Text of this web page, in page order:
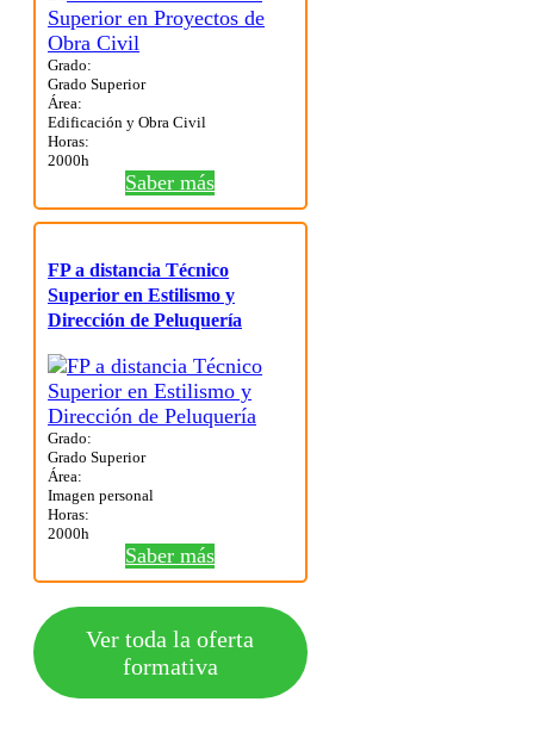
Grado:
Grado Superior
Área:
Edificación y Obra Civil
Horas:
2000h
Saber más
FP a distancia Técnico
Superior en Estilismo y
Dirección de Peluquería
Grado:
Grado Superior
Área:
Imagen personal
Horas:
2000h
Saber más
Ver toda la oferta
formativa